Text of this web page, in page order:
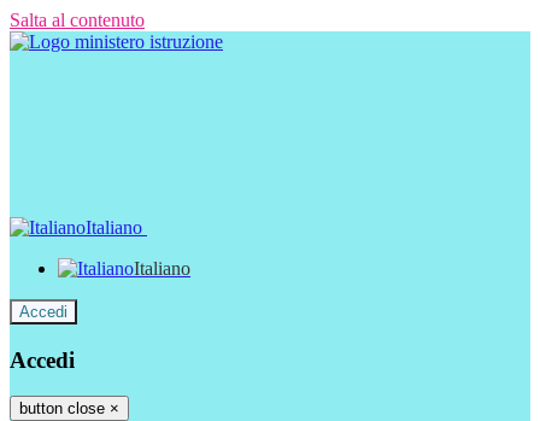
Salta al contenuto
Italiano
Italiano
Accedi
Accedi
button close ×